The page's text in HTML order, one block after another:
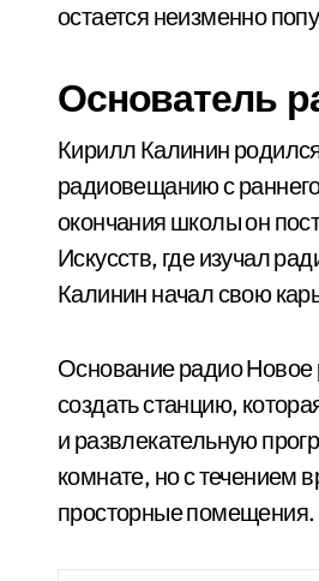
остается неизменно
Основатель
Кирилл Калинин
радиовещанию с
окончания школы он
Искусств, где изучал
Калинин начал свою
Основание радио
создать станцию,
и развлекательную
комнате, но с течением
просторные помещения.